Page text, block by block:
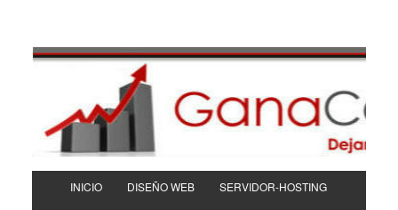
INICIO DISEÑO WEB SERVIDOR-HOSTING